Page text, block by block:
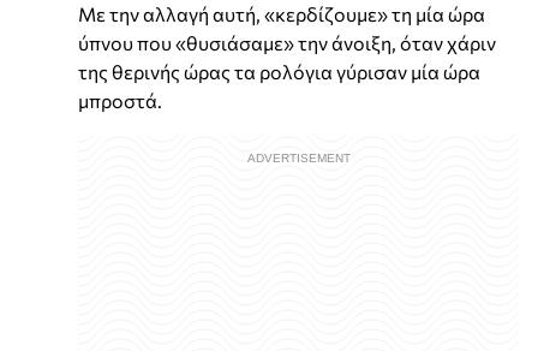
Με την αλλαγή αυτή, «κερδίζουμε» τη μία ώρα
ύπνου που «θυσιάσαμε» την άνοιξη, όταν χάριν
της θερινής ώρας τα ρολόγια γύρισαν μία ώρα
μπροστά.